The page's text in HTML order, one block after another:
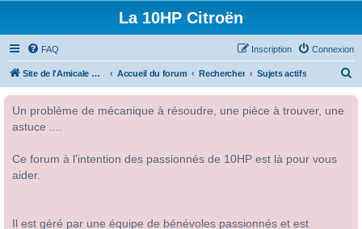
La 10HP Citroën
FAQ Connexion
Inscription
Site de l'Amicale Citroën 10HP Accueil du forum Rechercher Sujets actifs
Un problème de mécanique à résoudre, une pièce à trouver, une
astuce ....
Ce forum à l'intention des passionnés de 10HP est là pour vous
aider.
Il est géré par une équipe de bénévoles passionnés et est